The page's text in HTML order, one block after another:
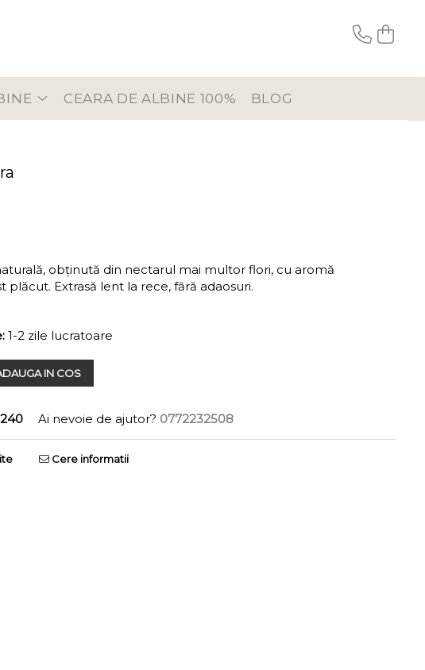
CEARA DE ALBINE 100% BLOG
obținută din nectarul mai multor flori, cu aromă
plăcut. Extrasă lent la rece, fără adaosuri.
1-2 zile lucratoare
IN COS
Ai nevoie de ajutor? 0772232508
Cere informatii